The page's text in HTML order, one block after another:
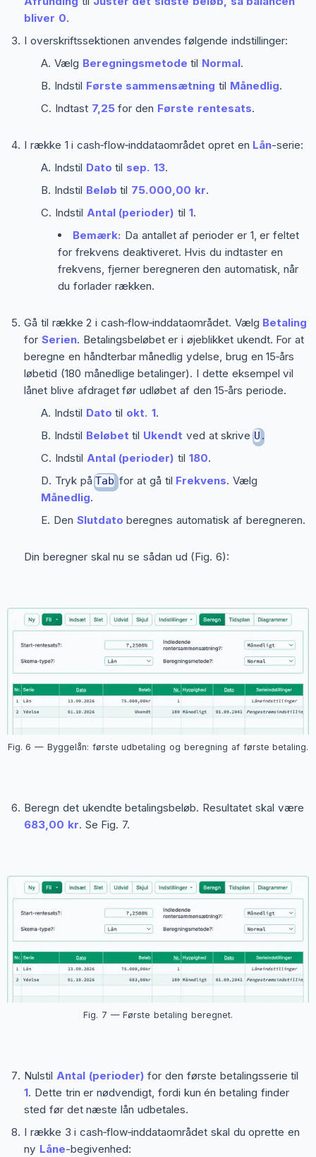
bliver 0.
I overskriftssektionen anvendes følgende indstillinger:
Vælg Beregningsmetode til Normal.
Indstil Første sammensætning til Månedlig.
Indtast 7,25for den Første rentesats.
I række 1 i cash‑flow‑inddataområdet opret en Lån-serie:
Indstil Dato til sep. 13.
Indstil Beløb til 75.000,00 kr.
Indstil Antal (perioder) til 1.
Bemærk: Da antallet af perioder er 1, er feltet
for frekvens deaktiveret. Hvis du indtaster en
frekvens, fjerner beregneren den automatisk, når
du forlader rækken.
Gå til række 2 i cash‑flow‑inddataområdet. Vælg Betaling
for Serien. Betalingsbeløbet er i øjeblikket ukendt. For at
beregne en håndterbar månedlig ydelse, brug en 15‑års
løbetid (180 månedlige betalinger). I dette eksempel vil
lånet blive afdraget før udløbet af den 15‑års periode.
Indstil Dato til okt. 1.
Indstil Beløbet til Ukendt ved at skriveU .
Indstil Antal (perioder) til 180.
Tryk påTab for at gå til Frekvens. Vælg
Månedlig.
Den Slutdato beregnes automatisk af beregneren.
Din beregner skal nu se sådan ud (Fig. 6):
Fig. 6 — Byggelån: første udbetaling og beregning af første betaling.
Beregn det ukendte betalingsbeløb. Resultatet skal være
683,00 kr. Se Fig. 7.
Fig. 7 — Første betaling beregnet.
Nulstil Antal (perioder) for den første betalingsserie til
1. Dette trin er nødvendigt, fordi kun én betaling finder
sted før det næste lån udbetales.
I række 3 i cash‑flow‑inddataområdet skal du oprette en
ny Låne-begivenhed: